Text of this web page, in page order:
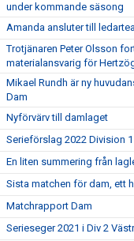
under kommande säsong
Amanda ansluter till
Trotjänaren Peter Olsson
materialansvarig för
Mikael Rundh är ny
Dam
Nyförvärv till damlaget
Serieförslag 2022 Division 1
En liten summering från
Sista matchen för dam, ett
Matchrapport Dam
Serieseger 2021 i Div 2